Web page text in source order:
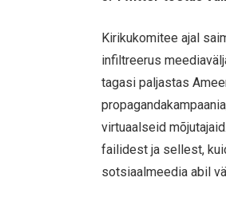
Kirikukomitee ajal
infiltreerus
tagasi paljastas
virtuaalseid
failidest ja sellest,
sotsiaalmeedia abil